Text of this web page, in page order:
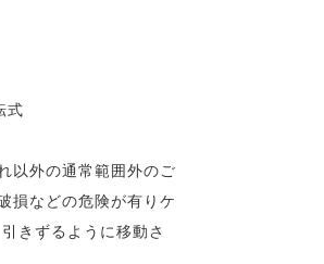
式
以外の通常範囲外のご
損などの危険が有りケ
きずるように移動さ